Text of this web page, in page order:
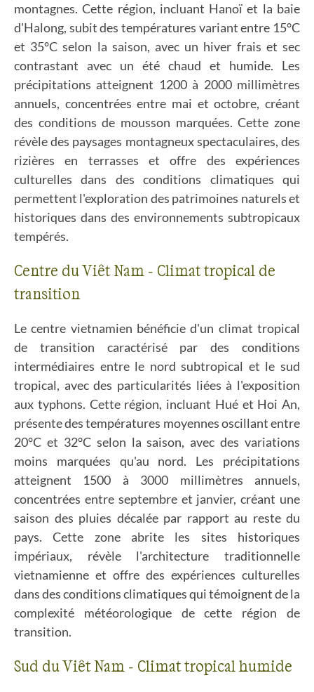
montagnes. Cette région, incluant Hanoï et la baie
d'Halong, subit des températures variant entre 15°C
et 35°C selon la saison, avec un hiver frais et sec
contrastant avec un été chaud et humide. Les
précipitations atteignent 1200 à 2000 millimètres
annuels, concentrées entre mai et octobre, créant
des conditions de mousson marquées. Cette zone
révèle des paysages montagneux spectaculaires, des
rizières en terrasses et offre des expériences
culturelles dans des conditions climatiques qui
permettent l'exploration des patrimoines naturels et
historiques dans des environnements subtropicaux
tempérés.
Centre du Viêt Nam - Climat tropical de
transition
Le centre vietnamien bénéficie d'un climat tropical
de transition caractérisé par des conditions
intermédiaires entre le nord subtropical et le sud
tropical, avec des particularités liées à l'exposition
aux typhons. Cette région, incluant Hué et Hoi An,
présente des températures moyennes oscillant entre
20°C et 32°C selon la saison, avec des variations
moins marquées qu'au nord. Les précipitations
atteignent 1500 à 3000 millimètres annuels,
concentrées entre septembre et janvier, créant une
saison des pluies décalée par rapport au reste du
pays. Cette zone abrite les sites historiques
impériaux, révèle l'architecture traditionnelle
vietnamienne et offre des expériences culturelles
dans des conditions climatiques qui témoignent de la
complexité météorologique de cette région de
transition.
Sud du Viêt Nam - Climat tropical humide